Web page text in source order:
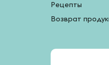
Рецепты
Возврат